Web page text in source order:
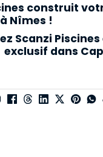
construit
Nîmes !
Scanzi
exclusif dans